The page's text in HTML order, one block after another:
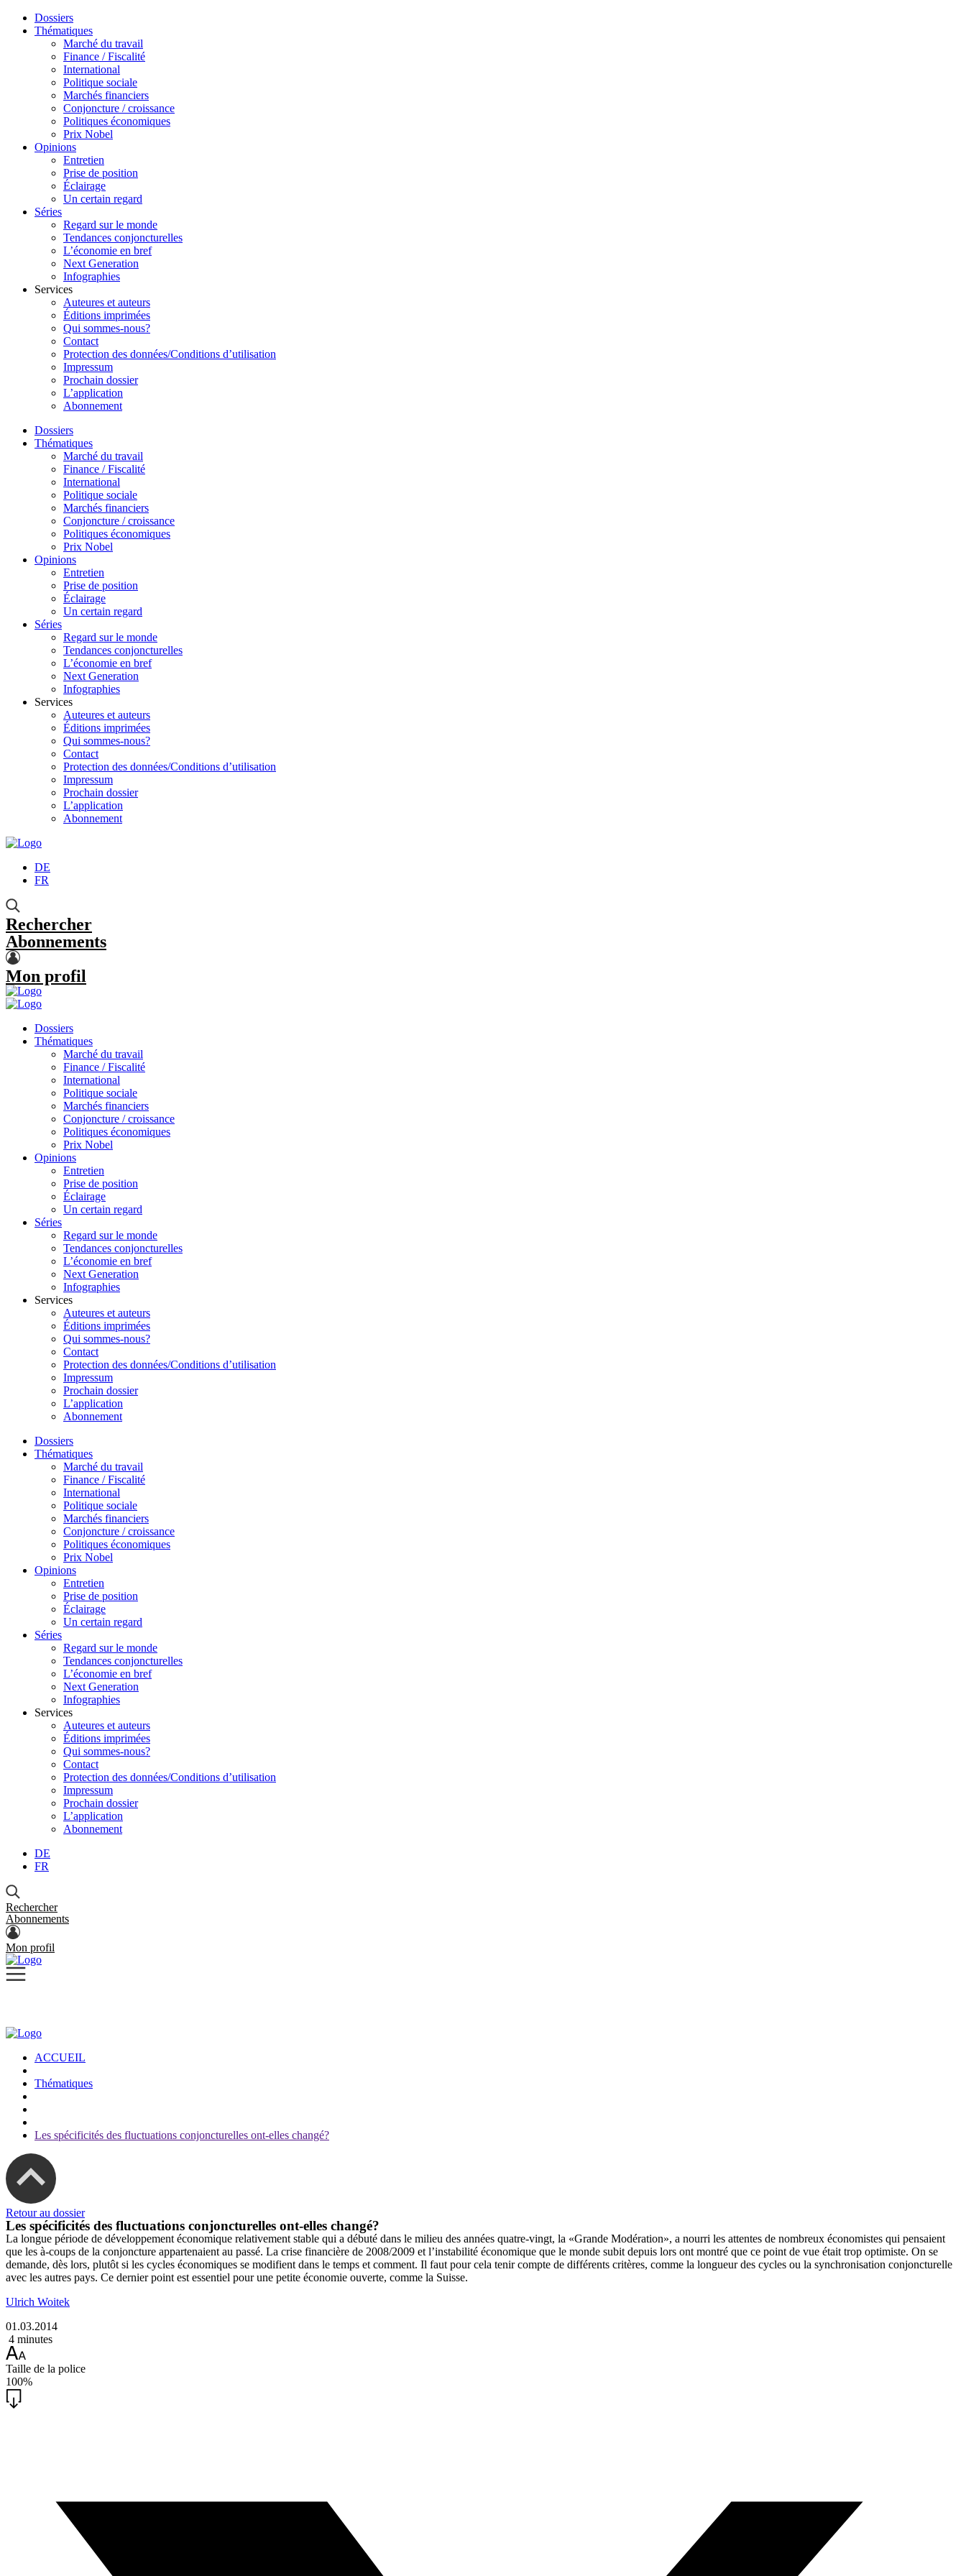
Dossiers
Thématiques
Marché du travail
Finance / Fiscalité
International
Politique sociale
Marchés financiers
Conjoncture / croissance
Politiques économiques
Prix Nobel
Opinions
Entretien
Prise de position
Éclairage
Un certain regard
Séries
Regard sur le monde
Tendances conjoncturelles
L’économie en bref
Next Generation
Infographies
Services
Auteures et auteurs
Éditions imprimées
Qui sommes-nous?
Contact
Protection des données/Conditions d’utilisation
Impressum
Prochain dossier
L’application
Abonnement
Dossiers
Thématiques
Marché du travail
Finance / Fiscalité
International
Politique sociale
Marchés financiers
Conjoncture / croissance
Politiques économiques
Prix Nobel
Opinions
Entretien
Prise de position
Éclairage
Un certain regard
Séries
Regard sur le monde
Tendances conjoncturelles
L’économie en bref
Next Generation
Infographies
Services
Auteures et auteurs
Éditions imprimées
Qui sommes-nous?
Contact
Protection des données/Conditions d’utilisation
Impressum
Prochain dossier
L’application
Abonnement
DE
FR
Rechercher
Abonnements
Mon profil
Dossiers
Thématiques
Marché du travail
Finance / Fiscalité
International
Politique sociale
Marchés financiers
Conjoncture / croissance
Politiques économiques
Prix Nobel
Opinions
Entretien
Prise de position
Éclairage
Un certain regard
Séries
Regard sur le monde
Tendances conjoncturelles
L’économie en bref
Next Generation
Infographies
Services
Auteures et auteurs
Éditions imprimées
Qui sommes-nous?
Contact
Protection des données/Conditions d’utilisation
Impressum
Prochain dossier
L’application
Abonnement
Dossiers
Thématiques
Marché du travail
Finance / Fiscalité
International
Politique sociale
Marchés financiers
Conjoncture / croissance
Politiques économiques
Prix Nobel
Opinions
Entretien
Prise de position
Éclairage
Un certain regard
Séries
Regard sur le monde
Tendances conjoncturelles
L’économie en bref
Next Generation
Infographies
Services
Auteures et auteurs
Éditions imprimées
Qui sommes-nous?
Contact
Protection des données/Conditions d’utilisation
Impressum
Prochain dossier
L’application
Abonnement
DE
FR
Rechercher
Abonnements
Mon profil
ACCUEIL
Thématiques
Les spécificités des fluctuations conjoncturelles ont-elles changé?
Retour au dossier
Les spécificités des fluctuations conjoncturelles ont-elles changé?
La longue période de développement économique relativement stable qui a débuté dans le milieu des années quatre-vingt, la «Grande Modération», a nourri les attentes de nombreux économistes qui pensaient
que les à-coups de la conjoncture appartenaient au passé. La crise financière de 2008/2009 et l’instabilité économique que le monde subit depuis lors ont montré que ce point de vue était trop optimiste. On se
demande, dès lors, plutôt si les cycles économiques se modifient dans le temps et comment. Il faut pour cela tenir compte de différents critères, comme la longueur des cycles ou la synchronisation conjoncturelle
avec les autres pays. Ce dernier point est essentiel pour une petite économie ouverte, comme la Suisse.
Ulrich Woitek
01.03.2014
4 minutes
Taille de la police
100%